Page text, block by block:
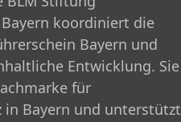
koordiniert die
Bayern und
Entwicklung. Sie
für
in Bayern und unterstützt